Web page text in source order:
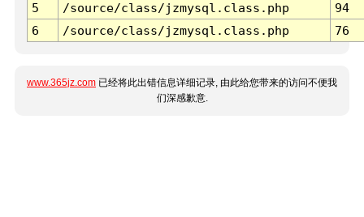
5
/source/class/jzmysql.class.php
94
6
/source/class/jzmysql.class.php 76
www.365jz.com 已经将此出错信息详细记录, 由此给您带来的访问不便我
们深感歉意.